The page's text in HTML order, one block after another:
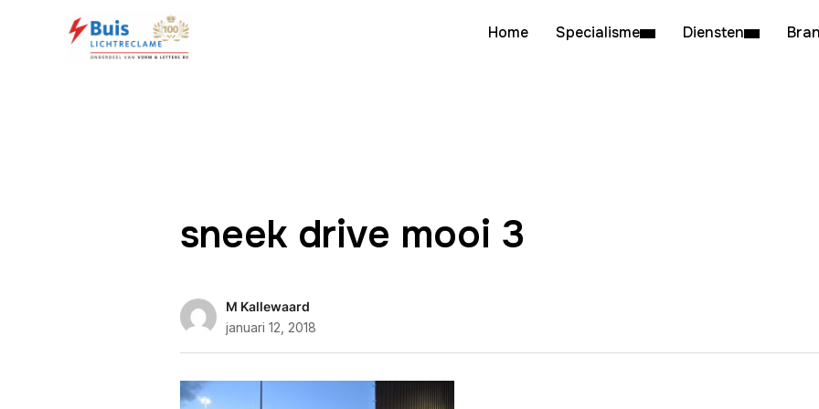
Home Specialisme Diensten
sneek drive mooi 3
M Kallewaard
januari 12, 2018